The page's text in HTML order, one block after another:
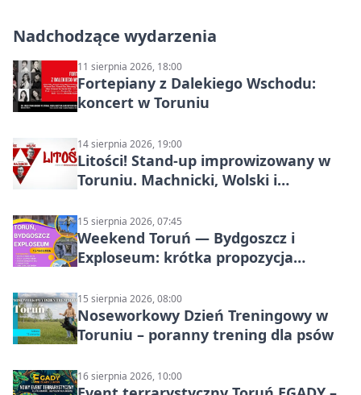
Nadchodzące wydarzenia
11 sierpnia 2026, 18:00
Fortepiany z Dalekiego Wschodu:
koncert w Toruniu
14 sierpnia 2026, 19:00
Litości! Stand-up improwizowany w
Toruniu. Machnicki, Wolski i
15 sierpnia 2026, 07:45
Weekend Toruń — Bydgoszcz i
Exploseum: krótka propozycja
15 sierpnia 2026, 08:00
Noseworkowy Dzień Treningowy w
Toruniu – poranny trening dla psów
16 sierpnia 2026, 10:00